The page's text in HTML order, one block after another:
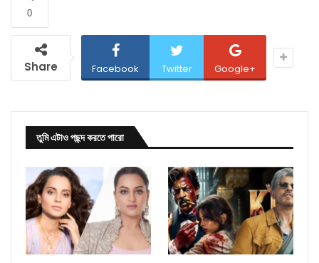
0
Share Facebook Twitter Google+
তুমি এটাও পছন্দ করতে পারো